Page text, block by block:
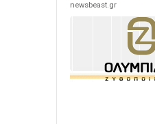
newsbeast.gr